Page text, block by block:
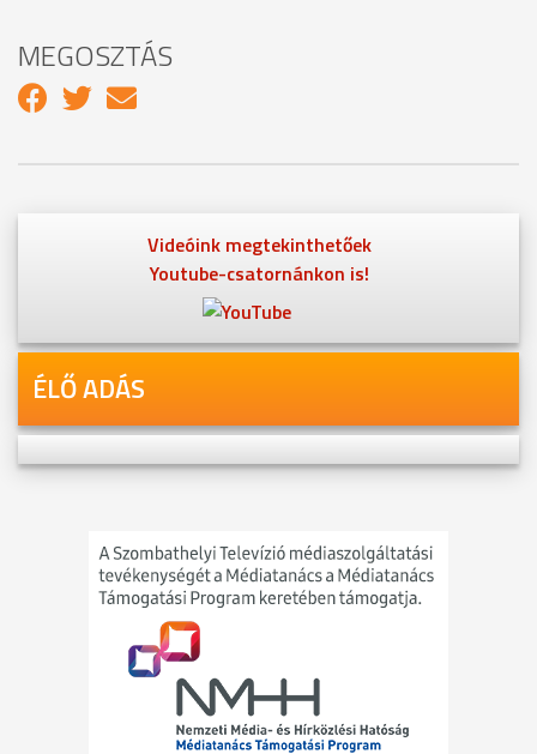
MEGOSZTÁS
Videóink megtekinthetőek
Youtube-csatornánkon is!
ÉLŐ ADÁS